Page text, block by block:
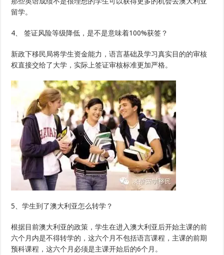
留学。
4、 签证风险等级降低，是不是意味着100%获签？
新政下移民局将学生资金能力，语言基础及学习真实目的的审核
权直接交给了大学，实际上签证审核标准更加严格。
5、学生到了澳大利亚怎么转学？
根据目前澳大利亚的政策，学生在进入澳大利亚后开始主课的前
六个月内是不得转学的，这六个月不包括语言课程，主课的前期
预科课程，这六个月必须是主课开始后的6个月。